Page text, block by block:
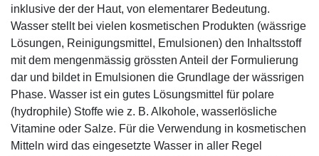
inklusive der der Haut, von elementarer Bedeutung.
Wasser stellt bei vielen kosmetischen Produkten (wässrige
Lösungen, Reinigungsmittel, Emulsionen) den Inhaltsstoff
mit dem mengenmässig grössten Anteil der Formulierung
dar und bildet in Emulsionen die Grundlage der wässrigen
Phase. Wasser ist ein gutes Lösungsmittel für polare
(hydrophile) Stoffe wie z. B. Alkohole, wasserlösliche
Vitamine oder Salze. Für die Verwendung in kosmetischen
Mitteln wird das eingesetzte Wasser in aller Regel